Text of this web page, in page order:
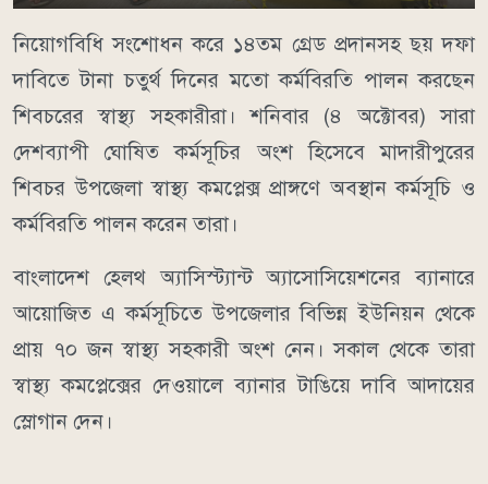
নিয়োগবিধি সংশোধন করে ১৪তম গ্রেড প্রদানসহ ছয় দফা
দাবিতে টানা চতুর্থ দিনের মতো কর্মবিরতি পালন করছেন
শিবচরের স্বাস্থ্য সহকারীরা। শনিবার (৪ অক্টোবর) সারা
দেশব্যাপী ঘোষিত কর্মসূচির অংশ হিসেবে মাদারীপুরের
শিবচর উপজেলা স্বাস্থ্য কমপ্লেক্স প্রাঙ্গণে অবস্থান কর্মসূচি ও
কর্মবিরতি পালন করেন তারা।
বাংলাদেশ হেলথ অ্যাসিস্ট্যান্ট অ্যাসোসিয়েশনের ব্যানারে
আয়োজিত এ কর্মসূচিতে উপজেলার বিভিন্ন ইউনিয়ন থেকে
প্রায় ৭০ জন স্বাস্থ্য সহকারী অংশ নেন। সকাল থেকে তারা
স্বাস্থ্য কমপ্লেক্সের দেওয়ালে ব্যানার টাঙিয়ে দাবি আদায়ের
স্লোগান দেন।